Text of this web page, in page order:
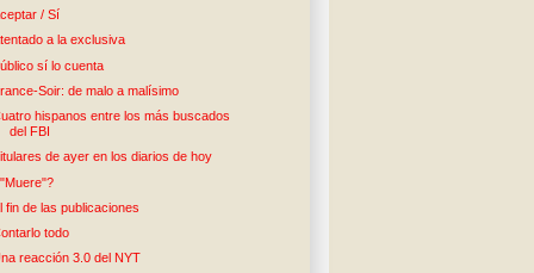
/ Sí
a la exclusiva
sí lo cuenta
Soir: de malo a malísimo
hispanos entre los más buscados
del FBI
de ayer en los diarios de hoy
fin de las publicaciones
todo
reacción 3.0 del NYT